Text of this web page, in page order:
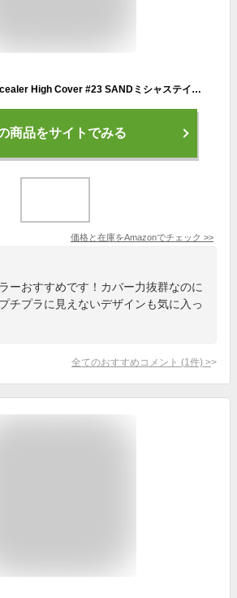
MISSHA Stay Tip Concealer High Cover #23 SANDミシャステイティップコンシーラーハイカバー #23 SAND[並行輸入品]
商品をサイトでみる
価格と在庫をAmazonでチェック >>
ーおすすめです！カバー力抜群なのに
チプラに見えないデザインも気に入っ
全てのおすすめコメント (1 件) >